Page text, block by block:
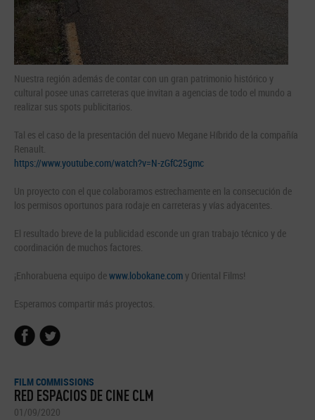
Nuestra región además de contar con un gran patrimonio histórico y
cultural posee unas carreteras que invitan a agencias de todo el mundo a
realizar sus spots publicitarios.
Tal es el caso de la presentación del nuevo Megane Híbrido de la compañía
Renault.
https://www.youtube.com/watch?v=N-zGfC25gmc
Un proyecto con el que colaboramos estrechamente en la consecución de
los permisos oportunos para rodaje en carreteras y vías adyacentes.
El resultado breve de la publicidad esconde un gran trabajo técnico y de
coordinación de muchos factores.
¡Enhorabuena equipo dewww.lobokane.com y Oriental Films!
Esperamos compartir más proyectos.
FILM COMMISSIONS
RED ESPACIOS DE CINE CLM
01/09/2020